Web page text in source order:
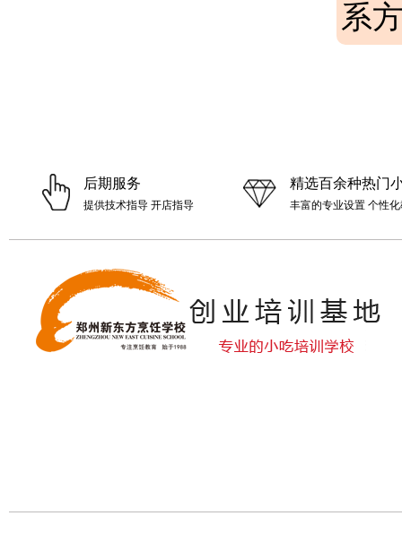
系
后期服务
提供技术指导 开店指导
精选百余种热门
丰富的专业设置 个性